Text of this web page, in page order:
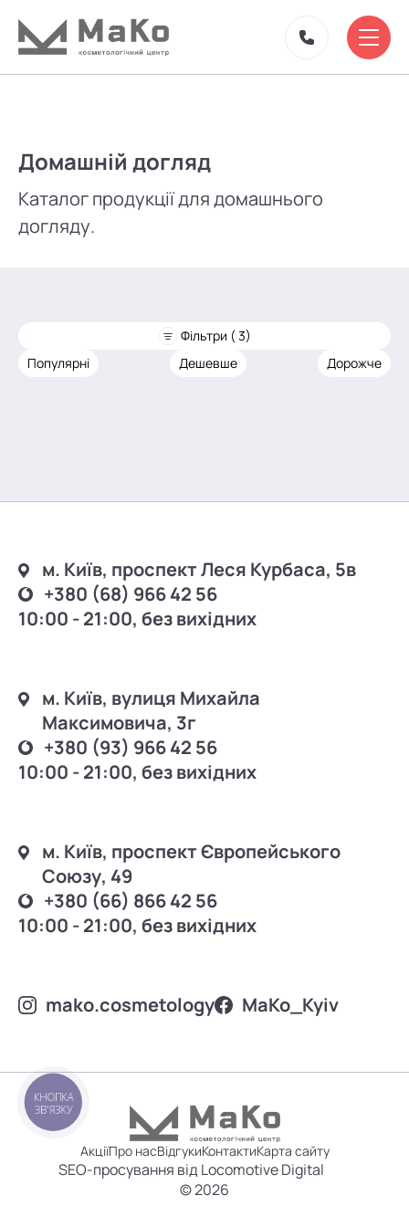
Домашній догляд
Каталог продукції для домашнього
догляду.
Фільтри ( 3)
Популярні
Дешевше Дорожче
м. Київ, проспект Леся Курбаса, 5в
+380 (68) 966 42 56
10:00 - 21:00, без вихідних
м. Київ, вулиця Михайла
Максимовича, 3г
+380 (93) 966 42 56
10:00 - 21:00, без вихідних
м. Київ, проспект Європейського
Союзу, 49
+380 (66) 866 42 56
10:00 - 21:00, без вихідних
mako.cosmetology MаKo_Kyiv
АкціїПро насВідгукиКонтактиКарта сайту
SEO-просування від Locomotive Digital
© 2026
КНОПКА
ЗВ'ЯЗКУ